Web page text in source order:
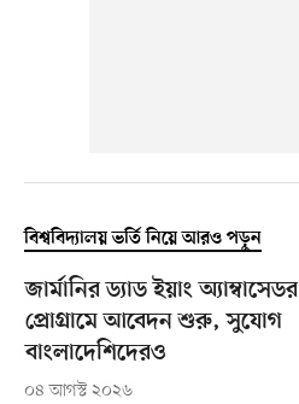
বিশ্ববিদ্যালয় ভর্তি নিয়ে আরও পড়ুন
জার্মানির ড্যাড ইয়াং অ্যাম্বাসেডর
প্রোগ্রামে আবেদন শুরু, সুযোগ
বাংলাদেশিদেরও
০৪ আগস্ট ২০২৬